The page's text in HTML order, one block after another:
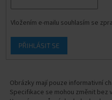
Vložením e-mailu souhlasím se
PŘIHLÁSIT SE
Obrázky mají pouze informativní
Specifikace se mohou změnit bez